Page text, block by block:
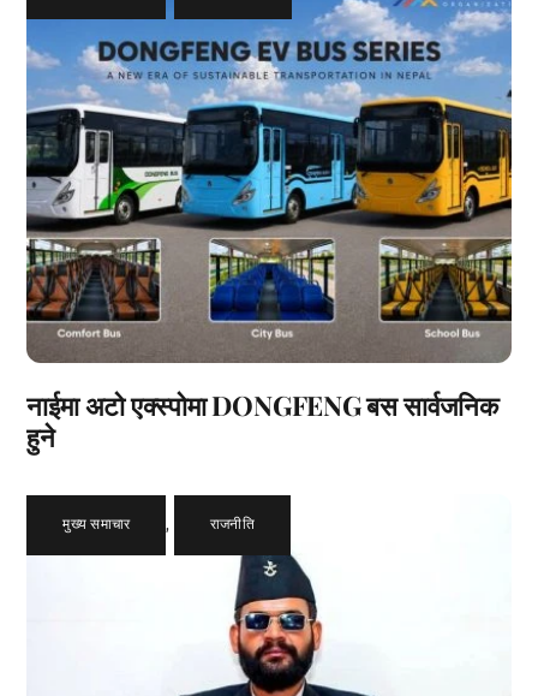
नाईमा अटो एक्स्पोमा DONGFENG बस सार्वजनिक
हुने
मुख्य समाचार , राजनीति